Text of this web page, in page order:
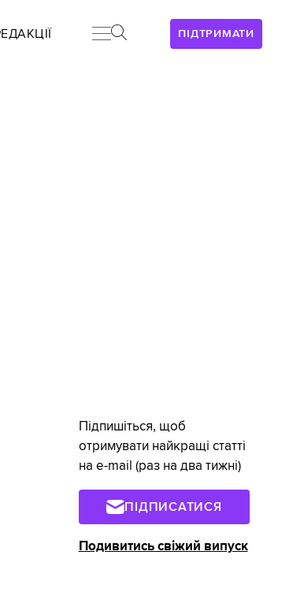
ПІДТРИМАТИ
Підпишіться, щоб
отримувати найкращі статті
на e-mail (раз на два тижні)
ПІДПИСАТИСЯ
Подивитись свіжий випуск